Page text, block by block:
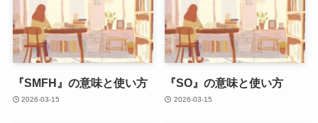
『SMFH』の意味と使い方
2026-03-15
『SO』の意味と使い方
2026-03-15